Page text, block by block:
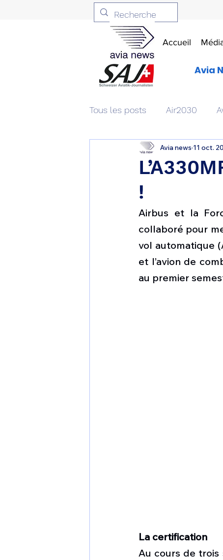
Accueil
Avia
Tous les posts Air2030
Aviation & Défense
Patrimoine aéronautique
1 er avril Motorisation
Shenyang J-35
!
Avia news 11 oct.
Airbus et la
collaboré pour
vol automatique
et l’avion de
au premier
La certification
Au cours de trois